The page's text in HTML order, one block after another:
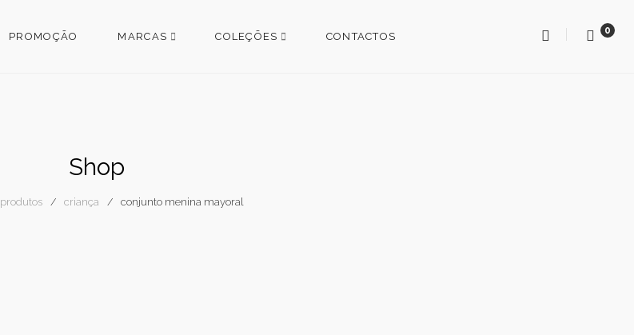
PROMOÇÃO MARCAS COLEÇÕES CONTACTOS 0
Shop
produtos criança conjunto menina mayoral